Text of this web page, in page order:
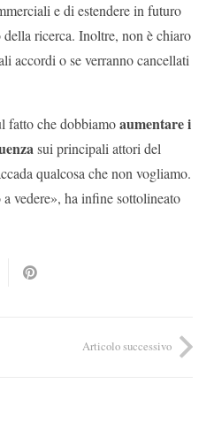
e di estendere in futuro
ricerca. Inoltre, non è chiaro
accordi o se verranno cancellati
fatto che dobbiamoaumentare i
sui principali attori del
qualcosa che non vogliamo.
vedere», ha infine sottolineato
Articolo successivo